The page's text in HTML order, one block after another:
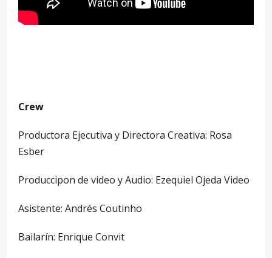
Crew
Productora Ejecutiva y Directora Creativa: Rosa
Esber
Produccipon de video y Audio: Ezequiel Ojeda Video
Asistente: Andrés Coutinho
Bailarín: Enrique Convit